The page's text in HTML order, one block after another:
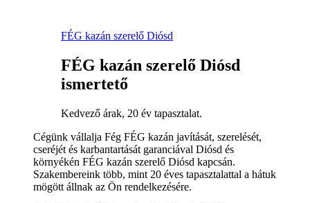
FÉG kazán szerelő Diósd
FÉG kazán szerelő Diósd
ismertető
Kedvező árak, 20 év tapasztalat.
Cégünk vállalja Fég FÉG kazán javítását, szerelését,
cseréjét és karbantartását garanciával Diósd és
környékén FÉG kazán szerelő Diósd kapcsán.
Szakembereink több, mint 20 éves tapasztalattal a hátuk
mögött állnak az Ön rendelkezésére.